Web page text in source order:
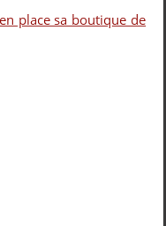
place sa boutique de